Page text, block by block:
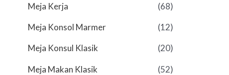
Meja Kerja (68)
Meja Konsol Marmer (12)
Meja Konsul Klasik (20)
Meja Makan Klasik (52)